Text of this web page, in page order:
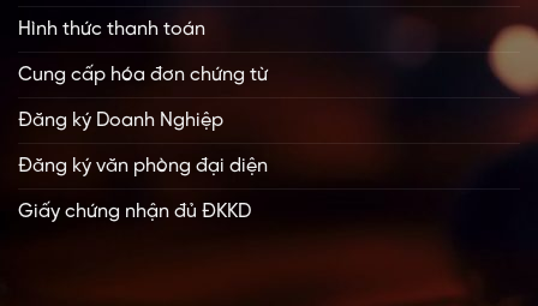
Hình thức thanh toán
Cung cấp hóa đơn chứng từ
Đăng ký Doanh Nghiệp
Đăng ký văn phòng đại diện
Giấy chứng nhận đủ ĐKKD